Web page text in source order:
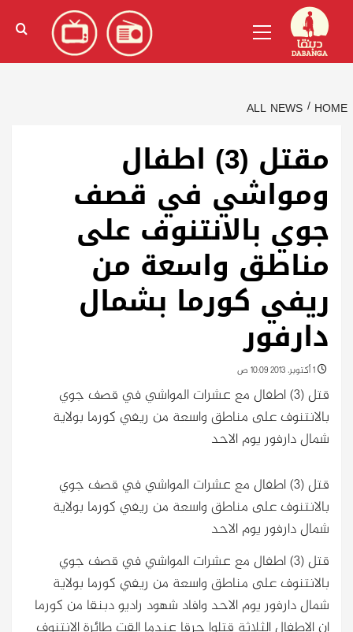
content
الإنجليزية)
Menu
HOME
ALL NEWS
مقتل (3) اطفال
ومواشي في قصف
جوي بالانتنوف على
مناطق واسعة من
ريفي كورما بشمال
دارفور
قتل (3) اطفال مع عشرات المواشي في قصف جوي
بالانتنوف على مناطق واسعة من ريفي كورما بولاية
شمال دارفور يوم الاحد
قتل (3) اطفال مع عشرات المواشي في قصف جوي
بالانتنوف على مناطق واسعة من ريفي كورما بولاية
شمال دارفور يوم الاحد
قتل (3) اطفال مع عشرات المواشي في قصف جوي
بالانتنوف على مناطق واسعة من ريفي كورما بولاية
شمال دارفور يوم الاحد وافاد شهود راديو دبنقا من كورما